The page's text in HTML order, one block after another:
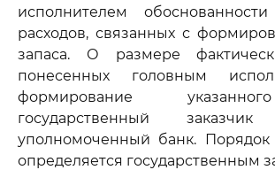
исполнителем обоснованности
расходов, связанных с
запаса. О размере
понесенных головным
формирование
государственный заказчик
уполномоченный банк. Порядок
определяется государственным